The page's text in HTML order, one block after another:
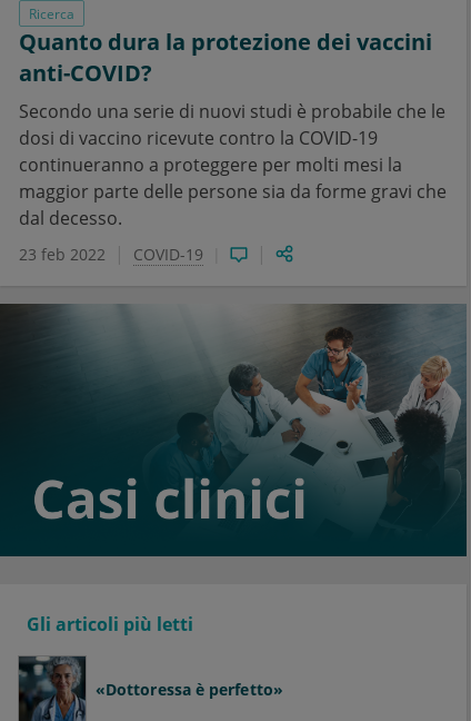
Ricerca
Quanto dura la protezione dei vaccini
anti-COVID?
Secondo una serie di nuovi studi è probabile che le
dosi di vaccino ricevute contro la COVID-19
continueranno a proteggere per molti mesi la
maggior parte delle persone sia da forme gravi che
dal decesso.
23 feb 2022 COVID-19
Gli articoli più letti
«Dottoressa è perfetto»